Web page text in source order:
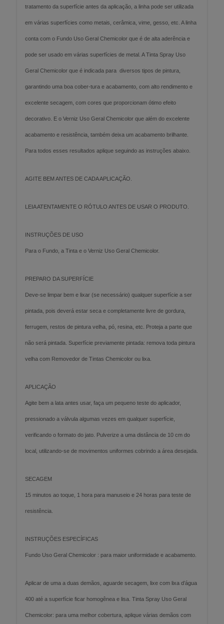
tratamento da superfície antes da aplicação, a linha pode ser utilizada
em várias superfícies como metais, cerâmica, vime, gesso, etc. A linha
conta com o Fundo Uso Geral Chemicolor que é de alta aderência e
pode ser usado em várias superfícies de metal. A Tinta Spray Uso
Geral Chemicolor que é indicada para diversos tipos de pintura,
garantindo uma boa cober-tura e acabamento, com alto rendimento e
excelente secagem, com cores que proporcionam ótimo efeito
decorativo. E o Verniz Uso Geral Chemicolor que além do excelente
acabamento e resistência, também deixa um acabamento brilhante.
Para todos esses resultados aplique seguindo as instruções abaixo.
AGITE BEM ANTES DE CADA APLICAÇÃO.
LEIA ATENTAMENTE O RÓTULO ANTES DE USAR O PRODUTO.
INSTRUÇÕES DE USO
Para o Fundo, a Tinta e o Verniz Uso Geral Chemicolor.
PREPARO DA SUPERFÍCIE
Deve-se limpar bem e lixar (se necessário) qualquer superfície a ser
pintada, pois deverá estar seca e completamente livre de gordura,
ferrugem, restos de pintura velha, pó, resina, etc. Proteja a parte que
não será pintada. Superfície previamente pintada: remova toda pintura
velha com Removedor de Tintas Chemicolor ou lixa.
APLICAÇÃO
Agite bem a lata antes usar, faça um pequeno teste do aplicador,
pressionado a válvula algumas vezes em qualquer superfície,
verificando o formato do jato. Pulverize a uma distância de 10 cm do
local, utilizando-se de movimentos uniformes cobrindo a área desejada.
SECAGEM
15 minutos ao toque, 1 hora para manuseio e 24 horas para teste de
resistência.
INSTRUÇÕES ESPECÍFICAS
Fundo Uso Geral Chemicolor : para maior uniformidade e acabamento.
Aplicar de uma a duas demãos, aguarde secagem, lixe com lixa d’água
400 até a superfície ficar homogênea e lisa. Tinta Spray Uso Geral
Chemicolor: para uma melhor cobertura, aplique várias demãos com